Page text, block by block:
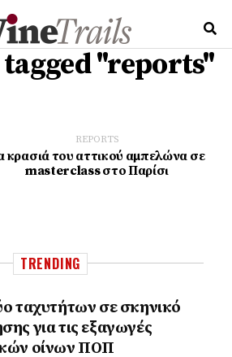
"reports"
REPORTS
κρασιά του αττικού αμπελώνα σε
masterclass στο Παρίσι
TRENDING
ταχυτήτων σε σκηνικό
για τις εξαγωγές
οίνων ΠΟΠ